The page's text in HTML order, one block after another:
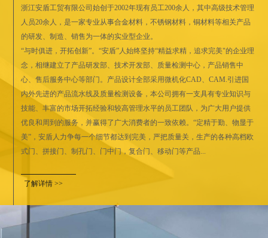
浙江安盾工贸有限公司始创于2002年现有员工200余人，其中高级技术管理
人员20余人，是一家专业从事合金材料，不锈钢材料，铜材料等相关产品
的研发、制造、销售为一体的实业型企业。
“与时俱进，开拓创新”。“安盾”人始终坚持“精益求精，追求完美"的企业理
念，相继建立了产品研发部、技术开发部、质量检测中心，产品销售中
心、售后服务中心等部门。产品设计全部采用微机化CAD、CAM.引进国
内外先进的产品流水线及质量检测设备，本公司拥有一支具有专业知识与
技能、丰富的市场开拓经验和较高管理水平的员工团队，为广大用户提供
优良和周到的服务，并赢得了广大消费者的一致依赖。“定精于勤、物显于
美”，安盾人力争每一个细节都达到完美，严把质量关，生产的各种高档欧
式门、拼接门、制孔门、门中门，复合门、移动门等产品...
了解详情 >>